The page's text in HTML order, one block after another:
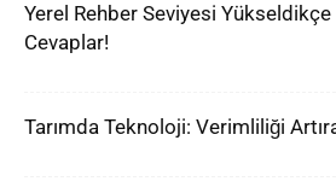
Yerel Rehber Seviyesi Yükseldikçe
Cevaplar!
Tarımda Teknoloji: Verimliliği